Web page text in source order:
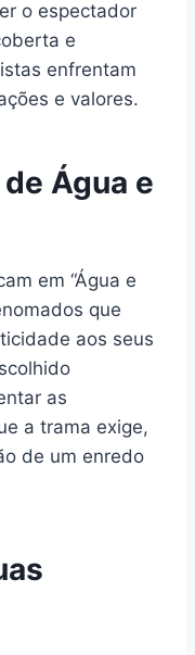
o espectador
e
enfrentam
e valores.
Água e
em “Água e
que
aos seus
as
a trama exige,
de um enredo